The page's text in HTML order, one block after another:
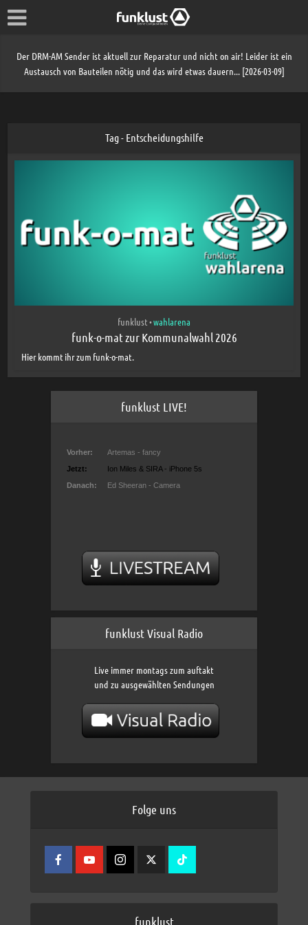
Der DRM-AM Sender ist aktuell zur Reparatur und nicht on air! Leider ist ein
Austausch von Bauteilen nötig und das wird etwas dauern... [2026-03-09]
Tag - Entscheidungshilfe
funklust•wahlarena
funk-o-mat zur Kommunalwahl 2026
Hier kommt ihr zum funk-o-mat.
funklust LIVE!
funklust Visual Radio
Live immer montags zum auftakt
und zu ausgewählten Sendungen
Folge uns
funklust